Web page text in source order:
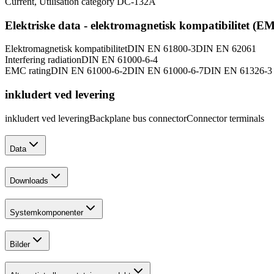
Elektriske data - elektromagnetisk kompatibilitet
Elektromagnetisk kompatibilitetDIN EN 61800-3DIN EN 62061
Interfering radiationDIN EN 61000-6-4
EMC ratingDIN EN 61000-6-2DIN EN 61000-6-7DIN EN 61326-3
inkludert ved levering
inkludert ved leveringBackplane bus connectorConnector terminals
Data
Downloads
Systemkomponenter
Bilder